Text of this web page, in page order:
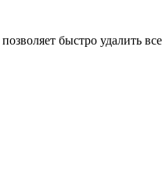
быстро удалить